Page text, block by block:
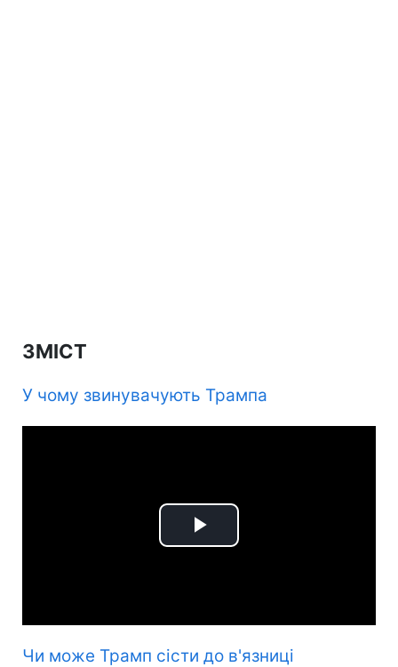
ЗМІСТ
У чому звинувачують Трампа
Play
Чи може Трамп сісти до в'язниці